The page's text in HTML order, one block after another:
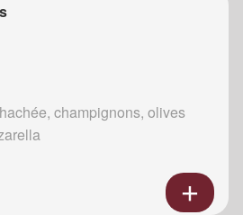
champignons, olives